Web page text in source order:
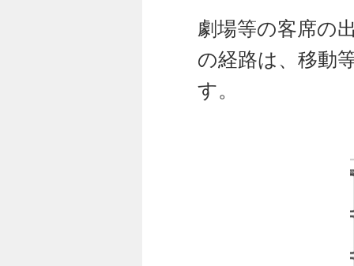
劇場等の客席の
の経路は、移動
す。